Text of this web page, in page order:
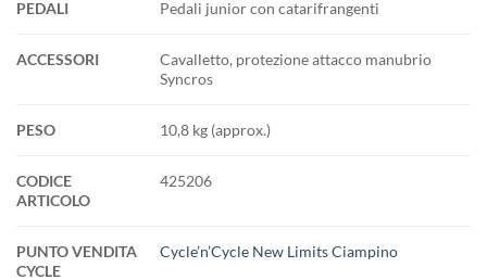
PEDALI Pedali junior con catarifrangenti
ACCESSORI
Cavalletto, protezione attacco manubrio
Syncros
PESO 10,8 kg (approx.)
CODICE
ARTICOLO
425206
PUNTO VENDITA
CYCLE
Cycle’n’Cycle New Limits Ciampino